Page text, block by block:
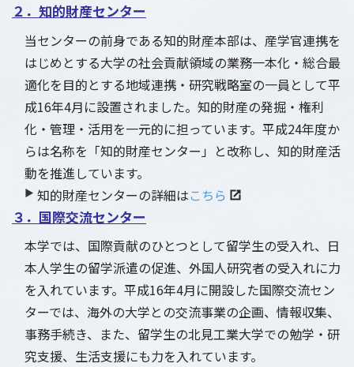
２．知的財産センター
当センターの前身である知的財産本部は、産学官連携を
はじめとする大学の社会貢献領域の業務一本化・総合最
適化を目的とする地域連携・研究戦略室の一員として平
成16年4月に設置されました。知的財産の発掘・権利
化・管理・活用を一元的に担っています。平成24年度か
らは名称を「知的財産センター」と改称し、知的財産活
動を推進しています。
▶ 知的財産センターの詳細はこちら
３．国際交流センター
本学では、国際貢献のひとつとして留学生の受入れ、日
本人学生の留学派遣の促進、外国人研究者の受入れに力
を入れています。平成16年4月に開設した国際交流セン
ターでは、海外の大学との交流事業の企画、情報収集、
事務手続き、また、留学生の北見工業大学での勉学・研
究支援、生活支援にも力を入れています。